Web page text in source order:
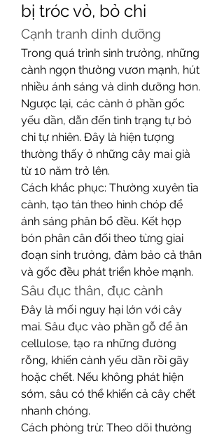
bị tróc vỏ, bỏ chi
Cạnh tranh dinh dưỡng
Trong quá trình sinh trưởng, những
cành ngọn thường vươn mạnh, hút
nhiều ánh sáng và dinh dưỡng hơn.
Ngược lại, các cành ở phần gốc
yếu dần, dẫn đến tình trạng tự bỏ
chi tự nhiên. Đây là hiện tượng
thường thấy ở những cây mai già
từ 10 năm trở lên.
Cách khắc phục: Thường xuyên tỉa
cành, tạo tán theo hình chóp để
ánh sáng phân bổ đều. Kết hợp
bón phân cân đối theo từng giai
đoạn sinh trưởng, đảm bảo cả thân
và gốc đều phát triển khỏe mạnh.
Sâu đục thân, đục cành
Đây là mối nguy hại lớn với cây
mai. Sâu đục vào phần gỗ để ăn
cellulose, tạo ra những đường
rỗng, khiến cành yếu dần rồi gãy
hoặc chết. Nếu không phát hiện
sớm, sâu có thể khiến cả cây chết
nhanh chóng.
Cách phòng trừ: Theo dõi thường